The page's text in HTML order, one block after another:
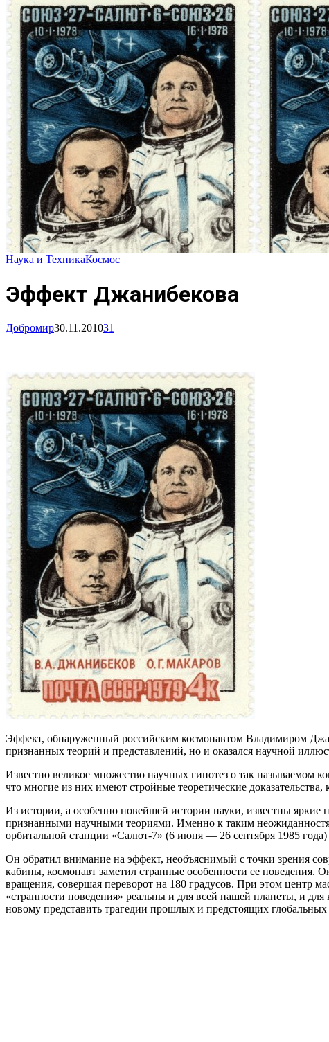
Наука и ТехникаКосмос
Эффект Джанибекова
Добромир30.11.201031
Эффект, обнаруженный российским космонавтом Владимиром
признанных теорий и представлений, но и оказался научной
Известно великое множество научных гипотез о так называемом
что многие из них имеют стройные теоретические
Из истории, а особенно новейшей истории науки, известны яркие
признанными научными теориями. Именно к таким
орбитальной станции «Салют-7» (6 июня — 26 сентября 1985
Он обратил внимание на эффект, необъяснимый с точки зрения
кабины, космонавт заметил странные особенности ее поведения.
вращения, совершая переворот на 180 градусов. При этом центр
«странности поведения» реальны и для всей нашей планеты, и
новому представить трагедии прошлых и предстоящих